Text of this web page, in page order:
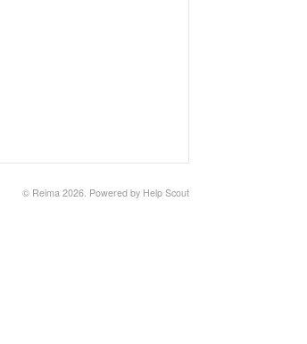
© Reima 2026. Powered by Help Scout